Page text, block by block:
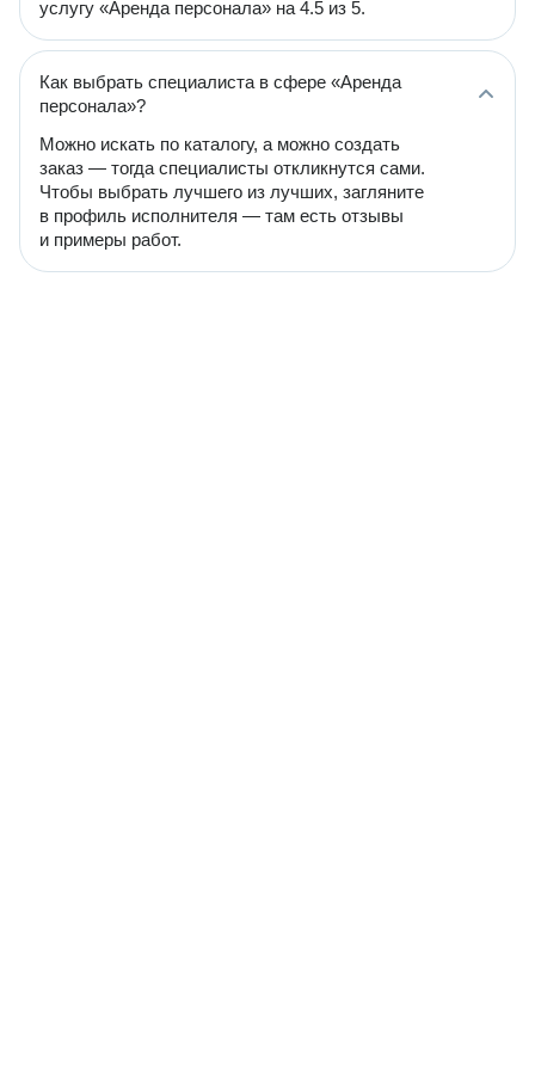
услугу «Аренда персонала» на 4.5 из 5.
Как выбрать специалиста в сфере «Аренда
персонала»?
Можно искать по каталогу, а можно создать
заказ — тогда специалисты откликнутся сами.
Чтобы выбрать лучшего из лучших, загляните
в профиль исполнителя — там есть отзывы
и примеры работ.